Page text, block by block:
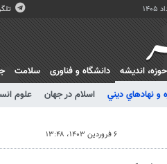
انديشه
و نهادهاي ديني اسلام در جهان علوم
دانشگاه و فناوری سلامت
۶ فروردین ۱۴۰۳، ۱۳:۴۸